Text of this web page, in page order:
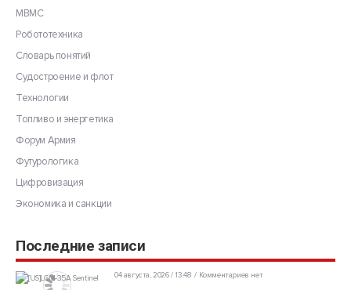
МВМС
Робототехника
Словарь понятий
Судостроение и флот
Технологии
Топливо и энергетика
Форум Армия
Футурологика
Цифровизация
Экономика и санкции
Последние записи
04 августа, 2026 / 13:48 Комментариев нет